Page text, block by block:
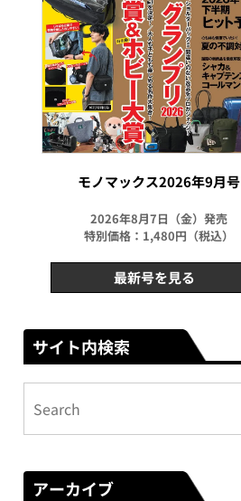
モノマックス2026年9月号
2026年8月7日（金）発売
特別価格：1,480円（税込）
最新号を見る
サイト内検索
アーカイブ